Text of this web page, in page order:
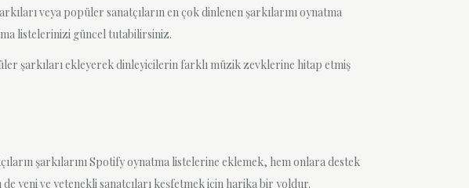
veya popüler sanatçıların en çok dinlenen şarkılarını oynatma
listelerinizi güncel tutabilirsiniz.
şarkıları ekleyerek dinleyicilerin farklı müzik zevklerine hitap etmiş
şarkılarını Spotify oynatma listelerine eklemek, hem onlara destek
yeni ve yetenekli sanatçıları keşfetmek için harika bir yoldur.